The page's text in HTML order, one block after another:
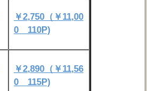
￥2,750（￥11,00
0 110P)
￥2,890（￥11,56
0 115P)